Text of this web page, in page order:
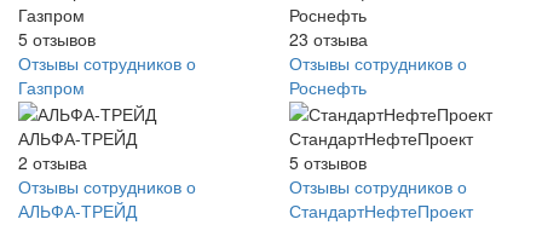
Газпром
5 отзывов
Отзывы сотрудников о
Газпром
Роснефть
23 отзыва
Отзывы сотрудников о
Роснефть
АЛЬФА-ТРЕЙД
2 отзыва
Отзывы сотрудников о
АЛЬФА-ТРЕЙД
СтандартНефтеПроект
5 отзывов
Отзывы сотрудников о
СтандартНефтеПроект